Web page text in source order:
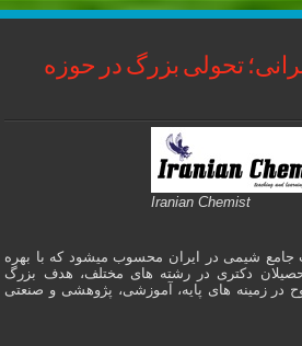
تحولی بزرگ در حوزه
Iranian Chemist
جامع شیمی در ایران محسوب میشود که با بهره
دکتری در رشته های مختلف، هدف بزرگ
زمینه های پایه، آموزشی، پژوهشی و صنعتی